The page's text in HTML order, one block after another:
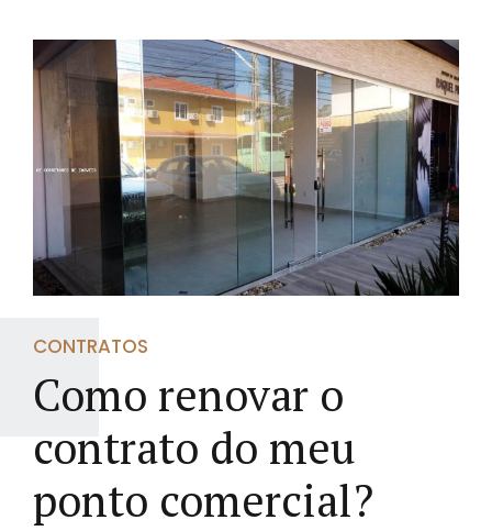
CONTRATOS
Como renovar o
contrato do meu
ponto comercial?